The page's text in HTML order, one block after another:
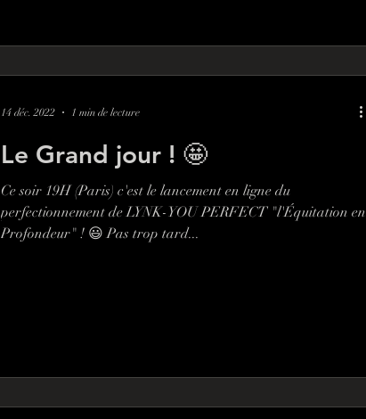
Le Grand jour ! 🤩
Ce soir 19H (Paris) c'est le lancement en ligne du
perfectionnement de LYNK-YOU PERFECT "l'Équitation en
Profondeur" ! 😃 Pas trop tard...
14 déc. 2022 1 min de lecture